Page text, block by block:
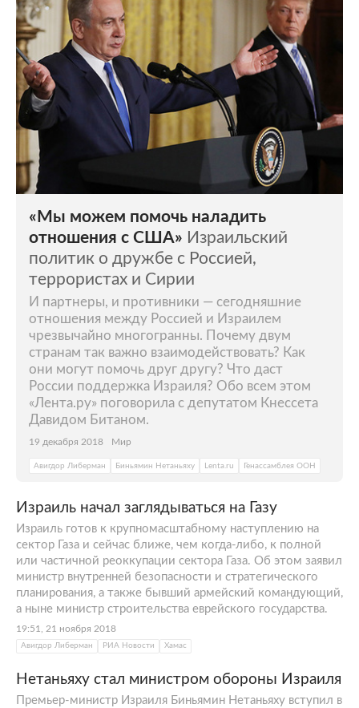
«Мы можем помочь наладить
отношения с США» Израильский
политик о дружбе с Россией,
террористах и Сирии
И партнеры, и противники — сегодняшние
отношения между Россией и Израилем
чрезвычайно многогранны. Почему двум
странам так важно взаимодействовать? Как
они могут помочь друг другу? Что даст
России поддержка Израиля? Обо всем этом
«Лента.ру» поговорила с депутатом Кнессета
Давидом Битаном.
19 декабря 2018 Мир
Авигдор Либерман Биньямин Нетаньяху Lenta.ru Генассамблея ООН
Израиль начал заглядываться на Газу
Израиль готов к крупномасштабному наступлению на
сектор Газа и сейчас ближе, чем когда-либо, к полной
или частичной реоккупации сектора Газа. Об этом заявил
министр внутренней безопасности и стратегического
планирования, а также бывший армейский командующий,
а ныне министр строительства еврейского государства.
19:51, 21 ноября 2018
Авигдор Либерман РИА Новости Хамас
Нетаньяху стал министром обороны Израиля
Премьер-министр Израиля Биньямин Нетаньяху вступил в